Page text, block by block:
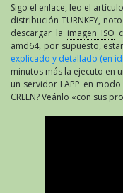
Sigo el enlace, leo el
distribución TURNKEY,
descargar la imagen ISO
amd64, por supuesto,
explicado y detallado (en
minutos más la ejecuto en
un servidor LAPP en
CREEN? Veánlo «con sus